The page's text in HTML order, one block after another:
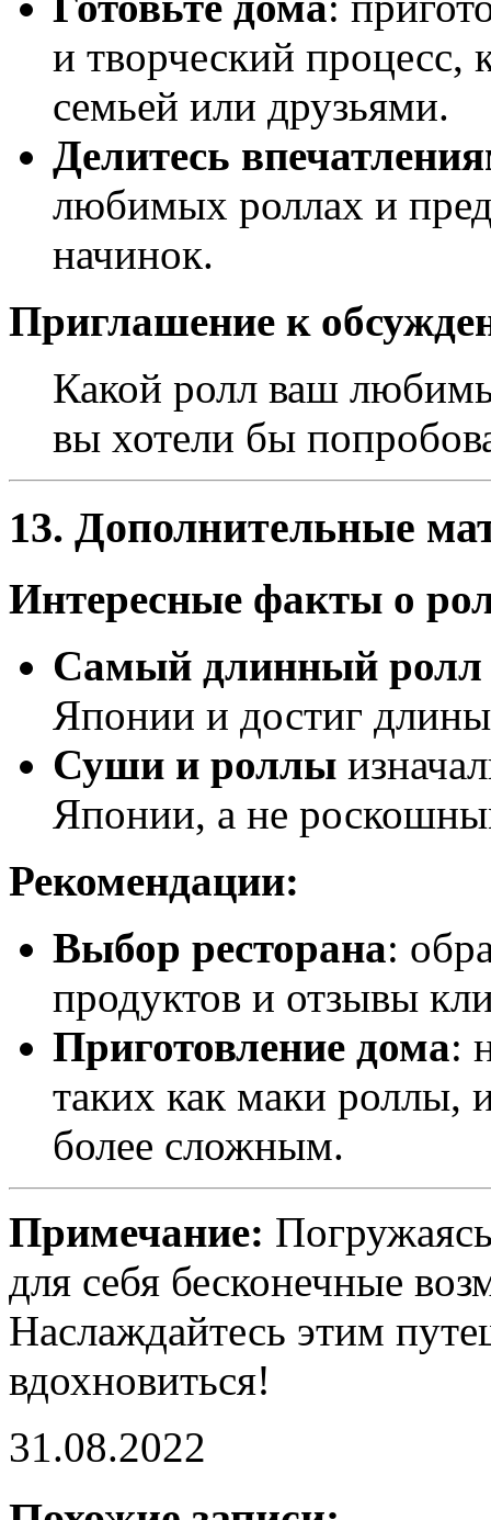
и творческий процесс,
семьей или друзьями.
Делитесь
любимых роллах и
начинок.
Приглашение к
Какой ролл ваш
вы хотели бы
13. Дополнительные
Интересные факты о
Самый длинный ролл
Японии и достиг
Суши и роллы
Японии, а не
Рекомендации:
Выбор ресторана:
продуктов и отзывы
Приготовление дома:
таких как маки роллы,
более сложным.
Примечание:
для себя бесконечные
Наслаждайтесь этим
вдохновиться!
31.08.2022